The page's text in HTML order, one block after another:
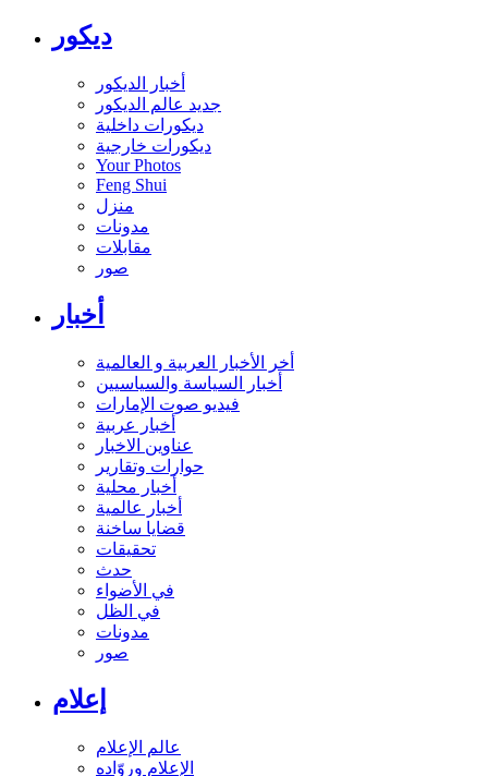
ديكور
أخبار الديكور
جديد عالم الديكور
ديكورات داخلية
ديكورات خارجية
Your Photos
Feng Shui
منزل
مدونات
مقابلات
صور
أخبار
أخر الأخبار العربية و العالمية
أخبار السياسة والسياسيين
فيديو صوت الإمارات
أخبار عربية
عناوين الاخبار
حوارات وتقارير
أخبار محلية
أخبار عالمية
قضايا ساخنة
تحقيقات
حدث
في الأضواء
في الظل
مدونات
صور
إعلام
عالم الإعلام
الإعلام وروّاده